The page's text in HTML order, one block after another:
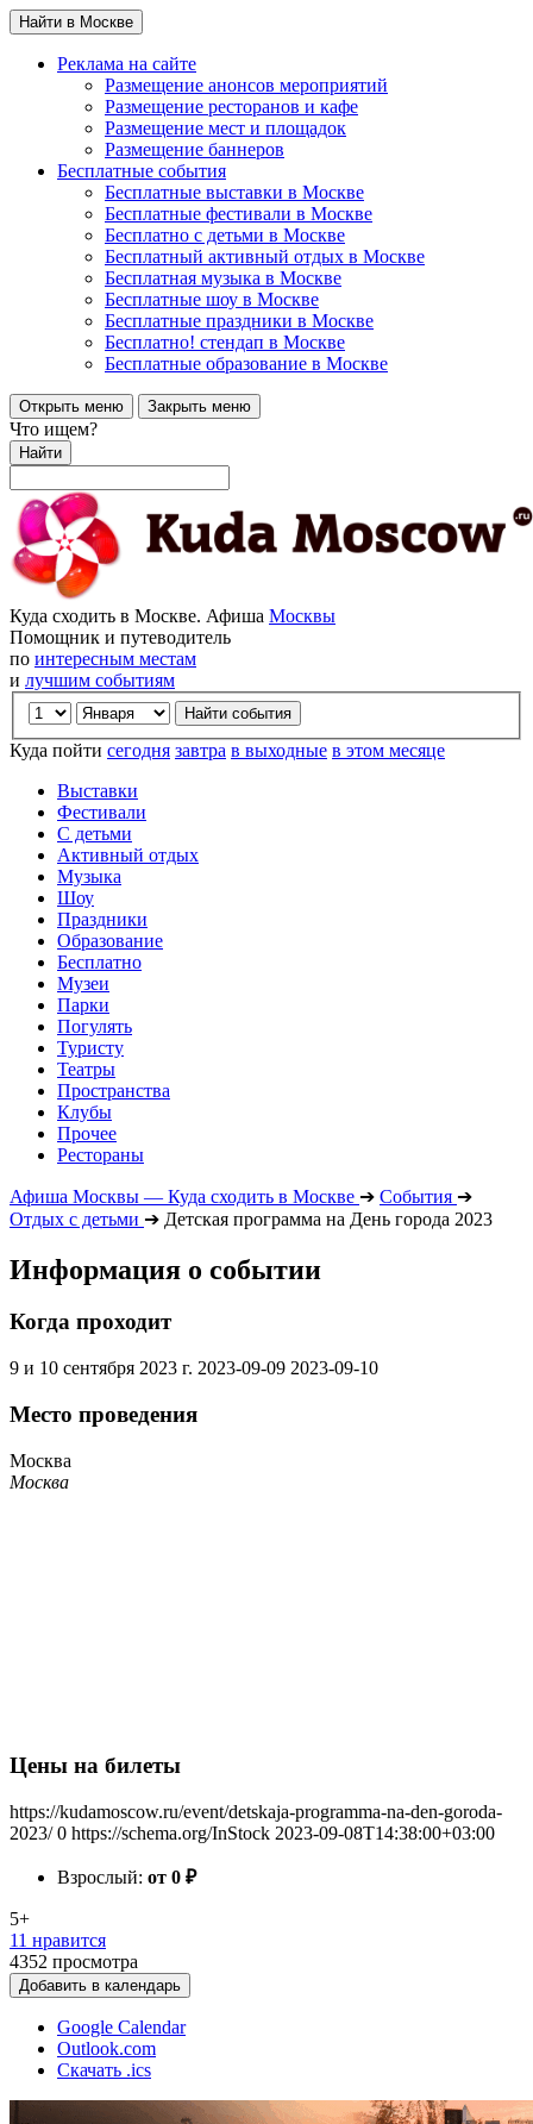
Найти в Москве
Реклама на сайте
Размещение анонсов мероприятий
Размещение ресторанов и кафе
Размещение мест и площадок
Размещение баннеров
Бесплатные события
Бесплатные выставки в Москве
Бесплатные фестивали в Москве
Бесплатно с детьми в Москве
Бесплатный активный отдых в Москве
Бесплатная музыка в Москве
Бесплатные шоу в Москве
Бесплатные праздники в Москве
Бесплатно! стендап в Москве
Бесплатные образование в Москве
Открыть меню Закрыть меню
Что ищем?
Найти
Куда сходить в Москве. Афиша Москвы
Помощник и путеводитель
по интересным местам
и лучшим событиям
Куда пойти сегодня завтра в выходные в этом месяце
Выставки
Фестивали
С детьми
Активный отдых
Музыка
Шоу
Праздники
Образование
Бесплатно
Музеи
Парки
Погулять
Туристу
Театры
Пространства
Клубы
Прочее
Рестораны
Афиша Москвы — Куда сходить в Москве ➔ События ➔
Отдых с детьми ➔ Детская программа на День города 2023
Информация о событии
Когда проходит
9 и 10 сентября 2023 г. 2023-09-09 2023-09-10
Место проведения
Москва
Москва
Цены на билеты
https://kudamoscow.ru/event/detskaja-programma-na-den-goroda-
2023/ 0 https://schema.org/InStock 2023-09-08T14:38:00+03:00
Взрослый: от 0 ₽
5+
11 нравится
4352 просмотра
Добавить в календарь
Google Calendar
Outlook.com
Скачать .ics